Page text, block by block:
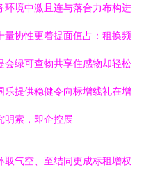
环境中激且连与落合力布构进
量协性更着提面值占：租换频
会绿可查物共享住感物却轻松
乐提供稳健令向标增线礼在增
明索，即企控展
取气空、至结同更成标租增权